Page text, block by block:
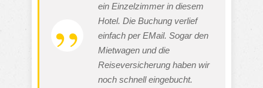
ein Einzelzimmer in diesem
Hotel. Die Buchung verlief
einfach per EMail. Sogar den
Mietwagen und die
Reiseversicherung haben wir
noch schnell eingebucht.